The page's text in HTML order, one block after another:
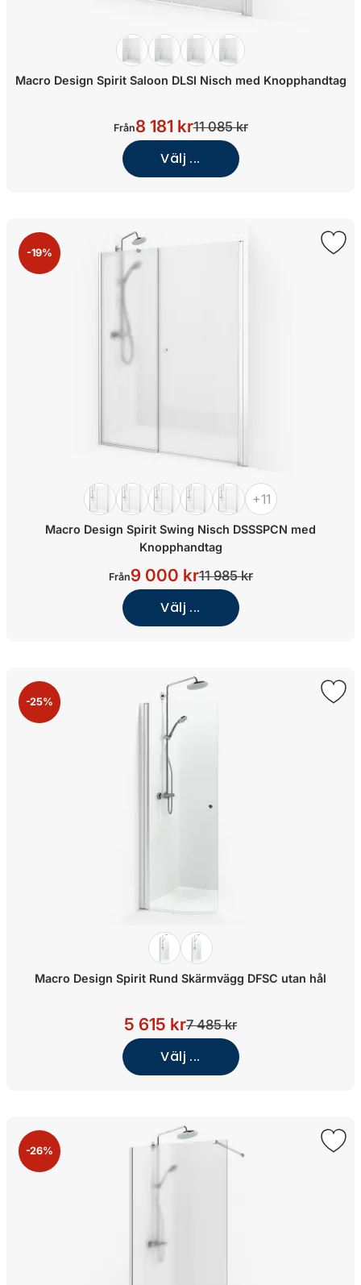
Macro Design Spirit Saloon DLSI Nisch med Knopphandtag
Från8 181 kr11 085 kr
Välj ...
-19%
Macro Design Spirit Swing Nisch DSSSPCN med
Knopphandtag
+11
Från9 000 kr11 985 kr
Välj ...
-25%
Macro Design Spirit Rund Skärmvägg DFSC utan hål
5 615 kr7 485 kr
Välj ...
-26%